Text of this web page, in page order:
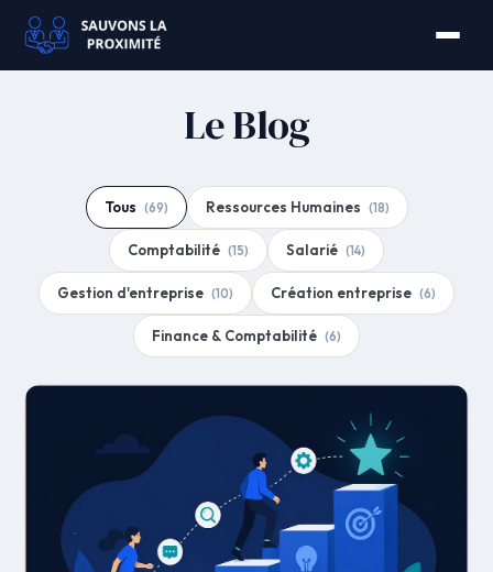
Le Blog
Tous (69) Ressources Humaines (18)
Comptabilité (15) Salarié (14)
Gestion d'entreprise (10) Création entreprise (6)
Finance & Comptabilité (6)